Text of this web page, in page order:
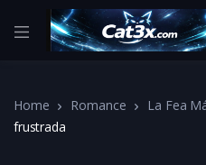
Home Romance La Fea
frustrada